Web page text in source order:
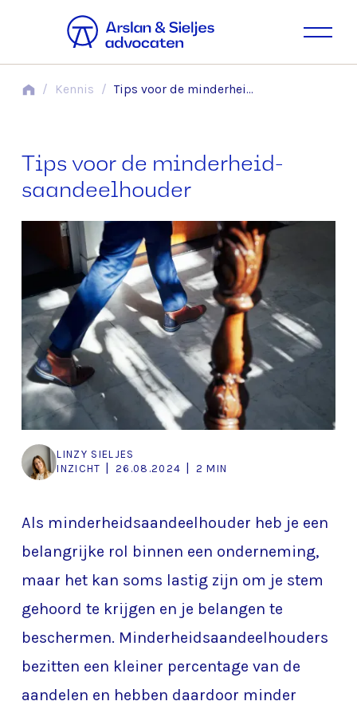
/ Kennis / Tips voor de minderheid­saandeelhouder
Tips voor de minderheid­
saandeelhouder
LINZY SIELJES
INZICHT
26.08.2024 2 MIN
Als minderheidsaandeelhouder heb je een
belangrijke rol binnen een onderneming,
maar het kan soms lastig zijn om je stem
gehoord te krijgen en je belangen te
beschermen. Minderheidsaandeelhouders
bezitten een kleiner percentage van de
aandelen en hebben daardoor minder